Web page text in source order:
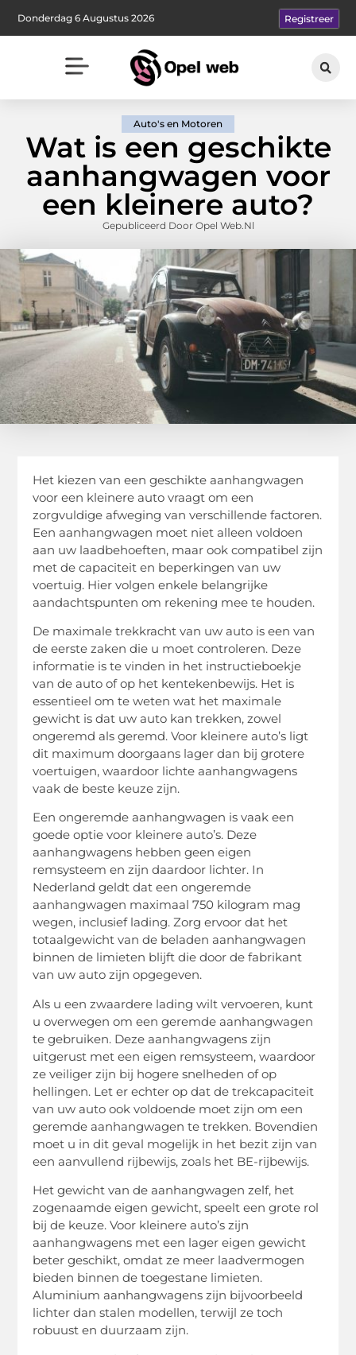
Donderdag 6 Augustus 2026 Registreer
Auto's en Motoren
Wat is een geschikte
aanhangwagen voor
een kleinere auto?
Gepubliceerd Door Opel Web.nl
Het kiezen van een geschikte aanhangwagen
voor een kleinere auto vraagt om een
zorgvuldige afweging van verschillende factoren.
Een aanhangwagen moet niet alleen voldoen
aan uw laadbehoeften, maar ook compatibel zijn
met de capaciteit en beperkingen van uw
voertuig. Hier volgen enkele belangrijke
aandachtspunten om rekening mee te houden.
De maximale trekkracht van uw auto is een van
de eerste zaken die u moet controleren. Deze
informatie is te vinden in het instructieboekje
van de auto of op het kentekenbewijs. Het is
essentieel om te weten wat het maximale
gewicht is dat uw auto kan trekken, zowel
ongeremd als geremd. Voor kleinere auto’s ligt
dit maximum doorgaans lager dan bij grotere
voertuigen, waardoor lichte aanhangwagens
vaak de beste keuze zijn.
Een ongeremde aanhangwagen is vaak een
goede optie voor kleinere auto’s. Deze
aanhangwagens hebben geen eigen
remsysteem en zijn daardoor lichter. In
Nederland geldt dat een ongeremde
aanhangwagen maximaal 750 kilogram mag
wegen, inclusief lading. Zorg ervoor dat het
totaalgewicht van de beladen aanhangwagen
binnen de limieten blijft die door de fabrikant
van uw auto zijn opgegeven.
Als u een zwaardere lading wilt vervoeren, kunt
u overwegen om een geremde aanhangwagen
te gebruiken. Deze aanhangwagens zijn
uitgerust met een eigen remsysteem, waardoor
ze veiliger zijn bij hogere snelheden of op
hellingen. Let er echter op dat de trekcapaciteit
van uw auto ook voldoende moet zijn om een
geremde aanhangwagen te trekken. Bovendien
moet u in dit geval mogelijk in het bezit zijn van
een aanvullend rijbewijs, zoals het BE-rijbewijs.
Het gewicht van de aanhangwagen zelf, het
zogenaamde eigen gewicht, speelt een grote rol
bij de keuze. Voor kleinere auto’s zijn
aanhangwagens met een lager eigen gewicht
beter geschikt, omdat ze meer laadvermogen
bieden binnen de toegestane limieten.
Aluminium aanhangwagens zijn bijvoorbeeld
lichter dan stalen modellen, terwijl ze toch
robuust en duurzaam zijn.